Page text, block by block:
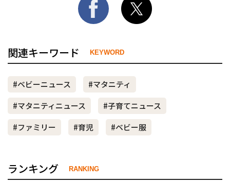
関連キーワード KEYWORD
#ベビーニュース
#マタニティ
#マタニティニュース
#子育てニュース
#ファミリー
#育児 #ベビー服
ランキング RANKING